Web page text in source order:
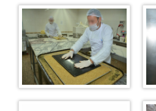
Restaurant
Restoran Menümüz
Duruşma Salonu Fiyat Listesi
Mantar Üretim Tesisi
Bardak Atölyesi
Oto Yıkama